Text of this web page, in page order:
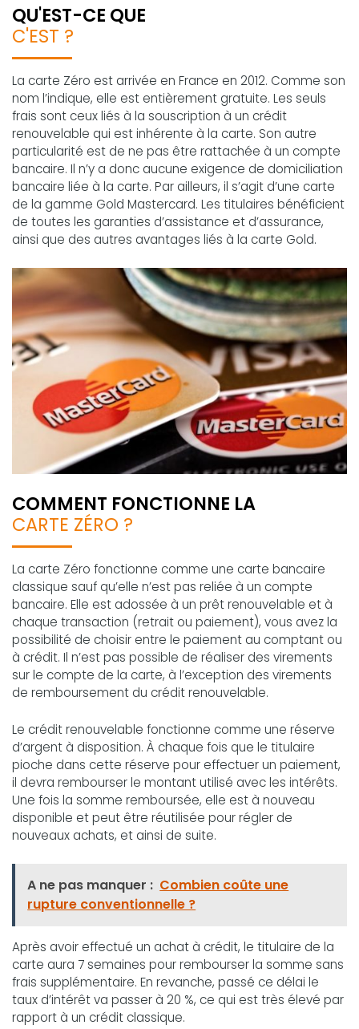
QU'EST-CE QUE
C'EST ?
La carte Zéro est arrivée en France en 2012. Comme son
nom l’indique, elle est entièrement gratuite. Les seuls
frais sont ceux liés à la souscription à un crédit
renouvelable qui est inhérente à la carte. Son autre
particularité est de ne pas être rattachée à un compte
bancaire. Il n’y a donc aucune exigence de domiciliation
bancaire liée à la carte. Par ailleurs, il s’agit d’une carte
de la gamme Gold Mastercard. Les titulaires bénéficient
de toutes les garanties d’assistance et d’assurance,
ainsi que des autres avantages liés à la carte Gold.
COMMENT FONCTIONNE LA
CARTE ZÉRO ?
La carte Zéro fonctionne comme une carte bancaire
classique sauf qu’elle n’est pas reliée à un compte
bancaire. Elle est adossée à un prêt renouvelable et à
chaque transaction (retrait ou paiement), vous avez la
possibilité de choisir entre le paiement au comptant ou
à crédit. Il n’est pas possible de réaliser des virements
sur le compte de la carte, à l’exception des virements
de remboursement du crédit renouvelable.
Le crédit renouvelable fonctionne comme une réserve
d’argent à disposition. À chaque fois que le titulaire
pioche dans cette réserve pour effectuer un paiement,
il devra rembourser le montant utilisé avec les intérêts.
Une fois la somme remboursée, elle est à nouveau
disponible et peut être réutilisée pour régler de
nouveaux achats, et ainsi de suite.
A ne pas manquer : Combien coûte une
rupture conventionnelle ?
Après avoir effectué un achat à crédit, le titulaire de la
carte aura 7 semaines pour rembourser la somme sans
frais supplémentaire. En revanche, passé ce délai le
taux d’intérêt va passer à 20 %, ce qui est très élevé par
rapport à un crédit classique.